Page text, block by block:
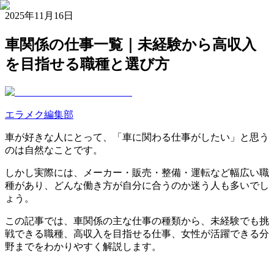
2025年11月16日
車関係の仕事一覧｜未経験から高収入
を目指せる職種と選び方
エラメク編集部
車が好きな人にとって、「車に関わる仕事がしたい」と思う
のは自然なことです。
しかし実際には、メーカー・販売・整備・運転など幅広い職
種があり、どんな働き方が自分に合うのか迷う人も多いでし
ょう。
この記事では、車関係の主な仕事の種類から、未経験でも挑
戦できる職種、高収入を目指せる仕事、女性が活躍できる分
野までをわかりやすく解説します。